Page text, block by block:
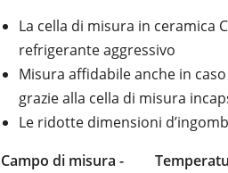
La cella di misura in ceramica
refrigerante aggressivo
Misura affidabile anche in
grazie alla cella di misura
Le ridotte dimensioni
Campo di misura -